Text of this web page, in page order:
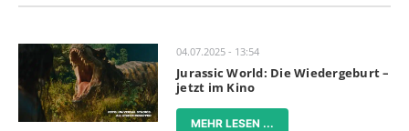
04.07.2025 - 13:54
Jurassic World: Die Wiedergeburt –
jetzt im Kino
MEHR LESEN ...